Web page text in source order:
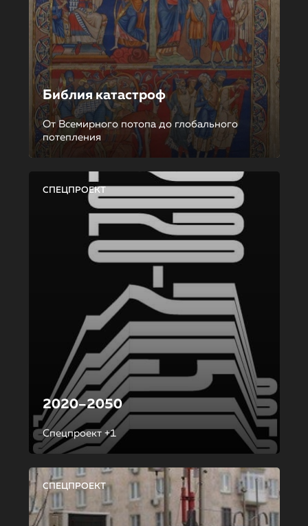
Библия катастроф
От Всемирного потопа до глобального
потепления
СПЕЦПРОЕКТ
2020–2050
Спецпроект +1
СПЕЦПРОЕКТ